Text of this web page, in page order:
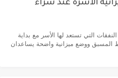
الأسرة عند شراء
التي تستعد لها الأسر مع بداية
المسبق ووضع ميزانية واضحة يساعدان